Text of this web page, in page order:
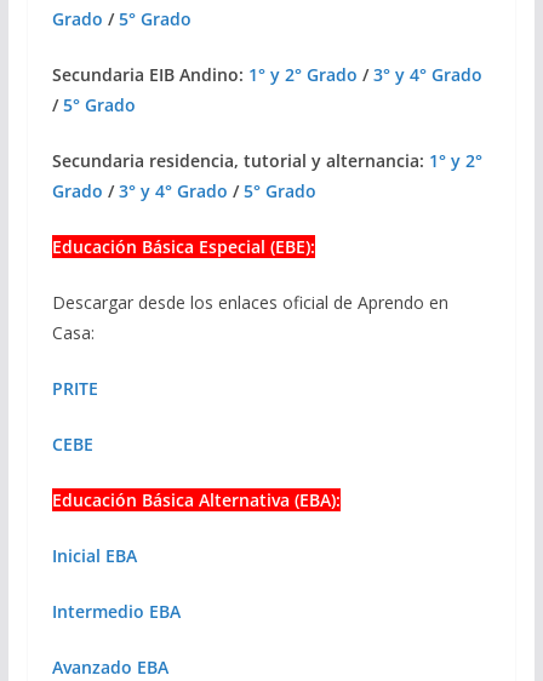
Grado /5° Grado
Secundaria EIB Andino: 1° y 2° Grado /3° y 4° Grado
/5° Grado
Secundaria residencia, tutorial y alternancia: 1° y 2°
Grado /3° y 4° Grado /5° Grado
Educación Básica Especial (EBE):
Descargar desde los enlaces oficial de Aprendo en
Casa:
PRITE
CEBE
Educación Básica Alternativa (EBA):
Inicial EBA
Intermedio EBA
Avanzado EBA